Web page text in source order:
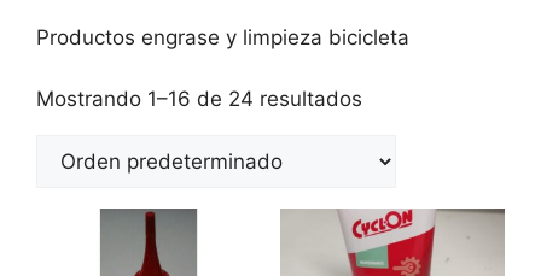
Productos engrase y limpieza bicicleta
Mostrando 1–16 de 24 resultados